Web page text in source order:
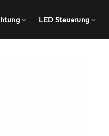
LED Steuerung